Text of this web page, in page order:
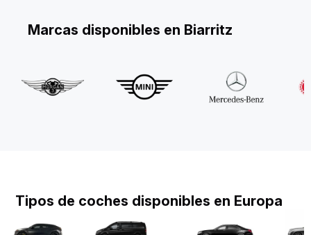
Marcas disponibles en Biarritz
Tipos de coches disponibles en Europa